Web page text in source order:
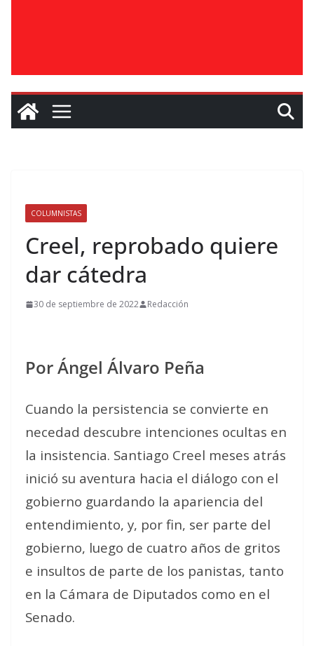
COLUMNISTAS
Creel, reprobado quiere
dar cátedra
30 de septiembre de 2022 Redacción
Por Ángel Álvaro Peña
Cuando la persistencia se convierte en
necedad descubre intenciones ocultas en
la insistencia. Santiago Creel meses atrás
inició su aventura hacia el diálogo con el
gobierno guardando la apariencia del
entendimiento, y, por fin, ser parte del
gobierno, luego de cuatro años de gritos
e insultos de parte de los panistas, tanto
en la Cámara de Diputados como en el
Senado.